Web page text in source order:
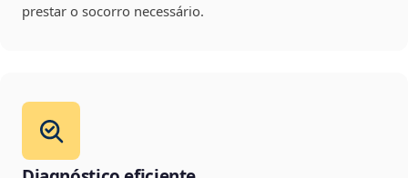
prestar o socorro necessário.